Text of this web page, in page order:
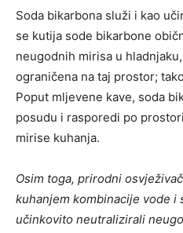
Soda bikarbona služi i kao
se kutija sode bikarbone
neugodnih mirisa u
ograničena na taj prostor;
Poput mljevene kave, soda
posudu i rasporedi po
mirise kuhanja.
Osim toga, prirodni
kuhanjem kombinacije vode i
učinkovito neutralizirali